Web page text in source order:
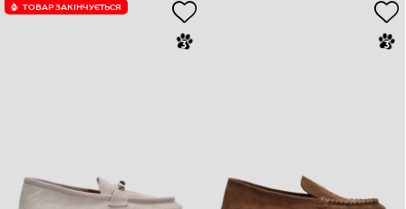
ТОВАР ЗАКІНЧУЄTЬСЯ